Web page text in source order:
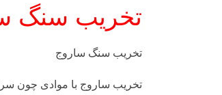
تخریب سنگ
تخریب سنگ ساروج
تخریب ساروج با موادی چون